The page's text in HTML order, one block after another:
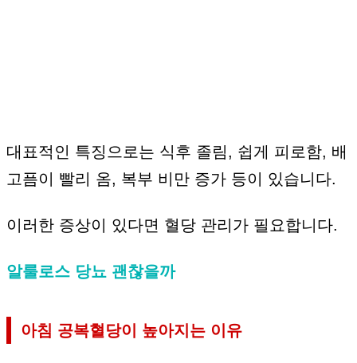
대표적인 특징으로는 식후 졸림, 쉽게 피로함, 배
고픔이 빨리 옴, 복부 비만 증가 등이 있습니다.
이러한 증상이 있다면 혈당 관리가 필요합니다.
알룰로스 당뇨 괜찮을까
아침 공복혈당이 높아지는 이유